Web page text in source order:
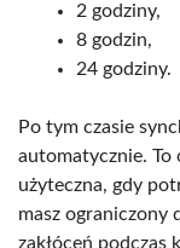
2 godziny,
8 godzin,
24 godziny.
Po tym czasie
automatycznie. To
użyteczna, gdy
masz ograniczony
zakłóceń podczas